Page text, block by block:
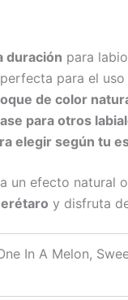
duración para
para el uso
de color
para otros
elegir según tu
un efecto natural
y disfruta
In A Melon,